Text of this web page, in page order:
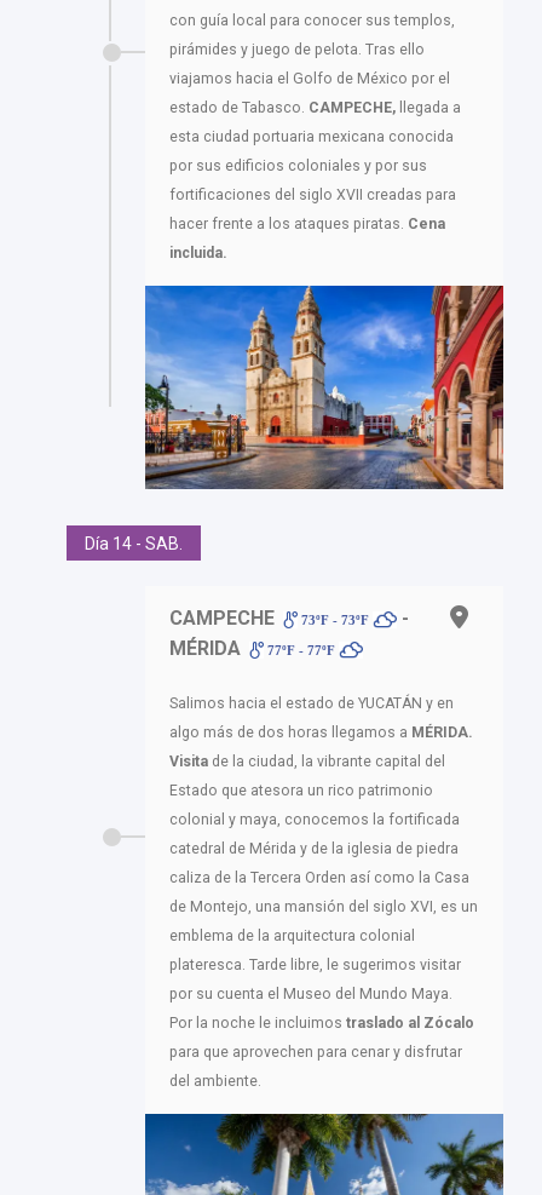
con guía local para conocer sus templos,
pirámides y juego de pelota. Tras ello
viajamos hacia el Golfo de México por el
estado de Tabasco. CAMPECHE, llegada a
esta ciudad portuaria mexicana conocida
por sus edificios coloniales y por sus
fortificaciones del siglo XVII creadas para
hacer frente a los ataques piratas. Cena
incluida.
Día 14 - SAB.
CAMPECHE 73ºF - 73ºF
-
MÉRIDA
77ºF - 77ºF
Salimos hacia el estado de YUCATÁN y en
algo más de dos horas llegamos a MÉRIDA.
Visita de la ciudad, la vibrante capital del
Estado que atesora un rico patrimonio
colonial y maya, conocemos la fortificada
catedral de Mérida y de la iglesia de piedra
caliza de la Tercera Orden así como la Casa
de Montejo, una mansión del siglo XVI, es un
emblema de la arquitectura colonial
plateresca. Tarde libre, le sugerimos visitar
por su cuenta el Museo del Mundo Maya.
Por la noche le incluimos traslado al Zócalo
para que aprovechen para cenar y disfrutar
del ambiente.